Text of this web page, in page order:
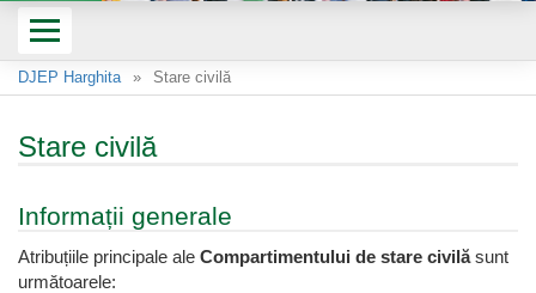
DJEP Harghita Stare civilă
Stare civilă
Informații generale
Atribuțiile principale ale Compartimentului de stare civilăsunt
următoarele: